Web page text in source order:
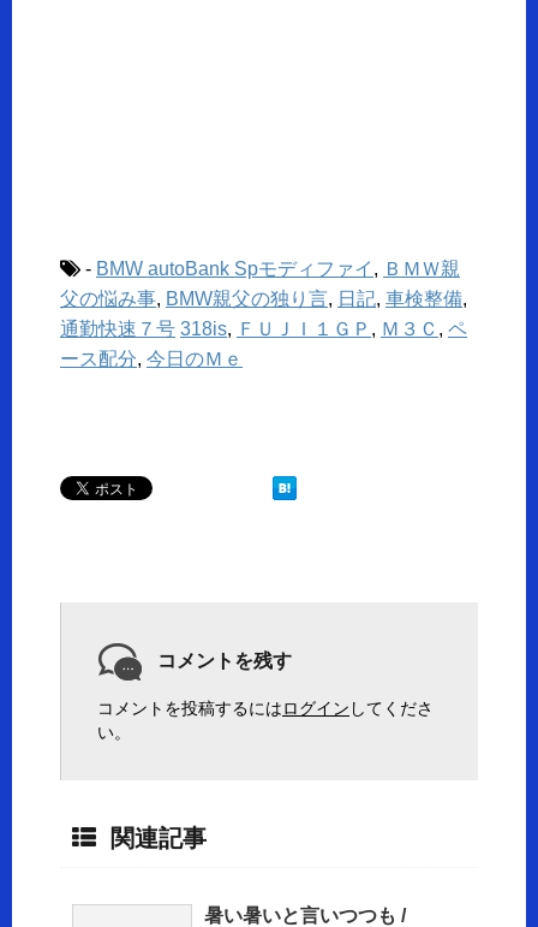
- BMW autoBank Spモディファイ , ＢＭＷ親
父の悩み事, BMW親父の独り言, 日記, 車検整備,
通勤快速７号 318is, ＦＵＪＩ１ＧＰ , Ｍ３Ｃ , ペ
ース配分, 今日のＭｅ
コメントを残す
コメントを投稿するにはログイン してくださ
い。
関連記事
暑い暑いと言いつつも /